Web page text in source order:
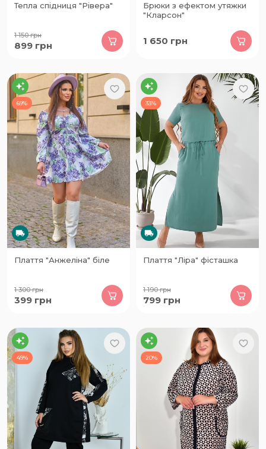
Тепла спідниця "Рівера"
1 150грн
899 грн
Брюки з ефектом утяжки
"Кларсон"
1 650 грн
69%
Плаття "Анжеліна" біле
1 300грн
399 грн
33%
Плаття "Ліра" фісташка
1 190грн
799 грн
49% 20%